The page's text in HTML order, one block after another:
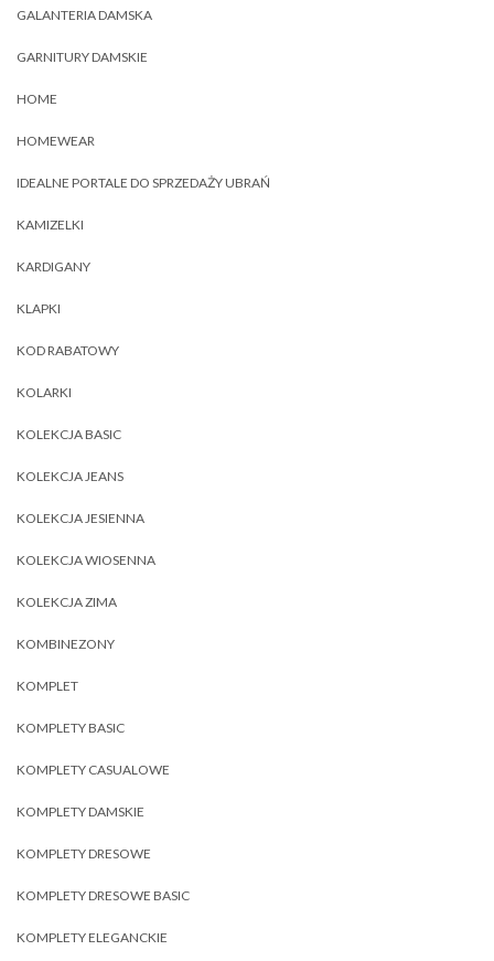
GALANTERIA DAMSKA
GARNITURY DAMSKIE
HOME
HOMEWEAR
IDEALNE PORTALE DO SPRZEDAŻY UBRAŃ
KAMIZELKI
KARDIGANY
KLAPKI
KOD RABATOWY
KOLARKI
KOLEKCJA BASIC
KOLEKCJA JEANS
KOLEKCJA JESIENNA
KOLEKCJA WIOSENNA
KOLEKCJA ZIMA
KOMBINEZONY
KOMPLET
KOMPLETY BASIC
KOMPLETY CASUALOWE
KOMPLETY DAMSKIE
KOMPLETY DRESOWE
KOMPLETY DRESOWE BASIC
KOMPLETY ELEGANCKIE